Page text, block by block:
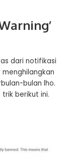
dari notifikasi
menghilangkan
bulan lho.
trik berikut ini.